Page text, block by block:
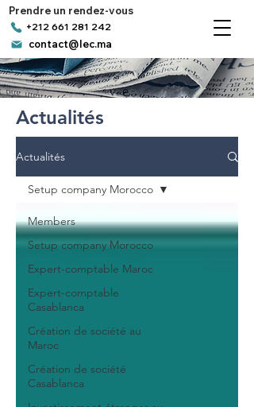
+212 661 281 242
contact@lec.ma
Prendre un rendez-vous
Actualités
Actualités
Members
Setup company Morocco
Expert-comptable Maroc
Expert-comptable
Casablanca
Création de société au
Maroc
Création de société
Casablanca
Setup company Morocco